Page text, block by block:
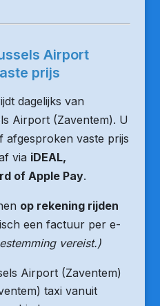
Airport
prijs
dagelijks van
Airport (Zaventem). U
afgesproken vaste prijs
via iDEAL,
of Apple Pay.
op rekening rijden
een factuur per e-
vereist.)
Airport (Zaventem)
taxi vanuit